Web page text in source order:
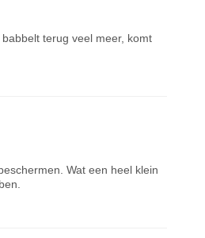
terug veel meer, komt
Wat een heel klein